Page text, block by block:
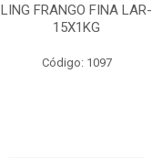
LING FRANGO FINA LAR-
15X1KG
Código: 1097